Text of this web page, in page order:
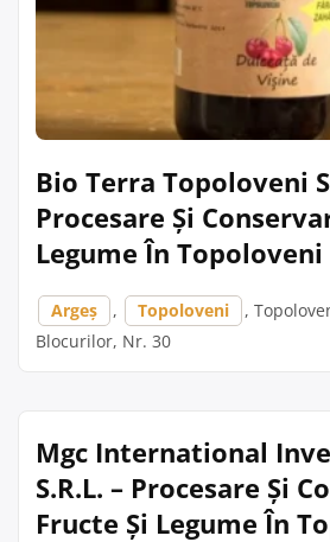
Bio Terra Topoloveni
Procesare Și
Legume În Topoloveni
Argeș , Topoloveni
,
Blocurilor, Nr. 30
Mgc International
S.R.L. – Procesare Și
Fructe Și Legume În